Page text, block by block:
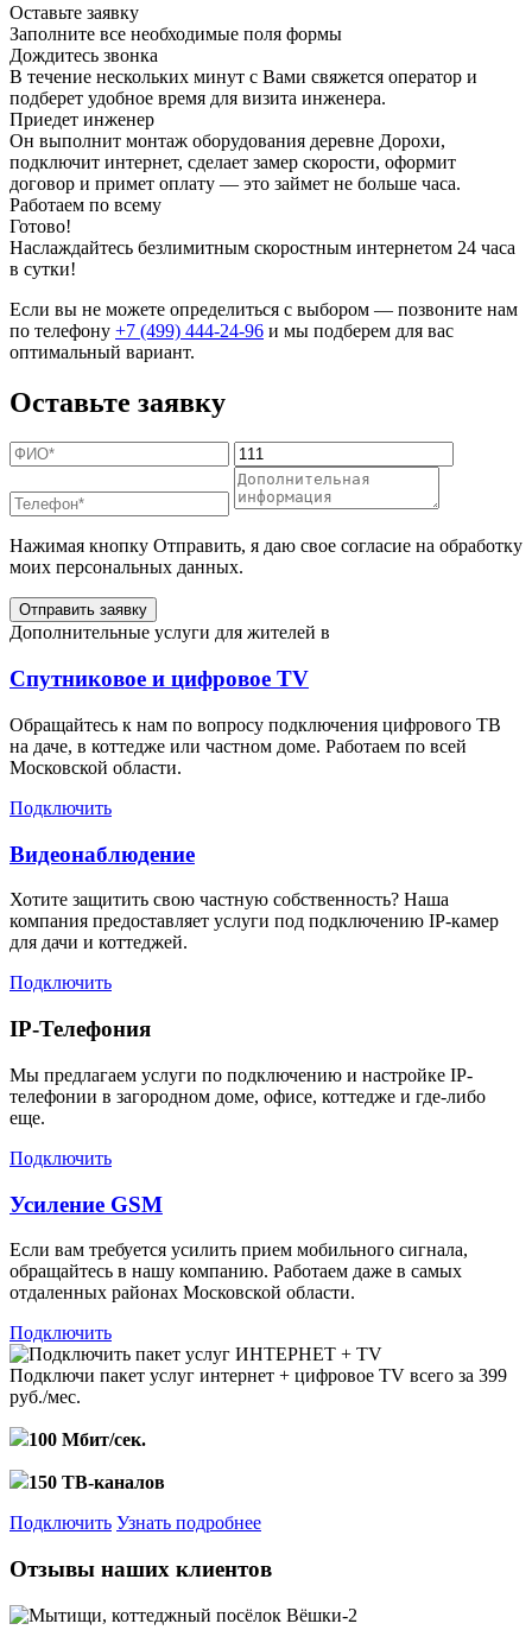
Оставьте заявку
Заполните все необходимые поля формы
Дождитесь звонка
В течение нескольких минут с Вами свяжется оператор и
подберет удобное время для визита инженера.
Приедет инженер
Он выполнит монтаж оборудования деревне Дорохи,
подключит интернет, сделает замер скорости, оформит
договор и примет оплату — это займет не больше часа.
Работаем по всему
Готово!
Наслаждайтесь безлимитным скоростным интернетом 24 часа
в сутки!
Если вы не можете определиться с выбором — позвоните нам
по телефону +7 (499) 444-24-96 и мы подберем для вас
оптимальный вариант.
Оставьте заявку
Нажимая кнопку Отправить, я даю свое согласие на обработку
моих персональных данных.
Отправить заявку
Дополнительные услуги для жителей в
Спутниковое и цифровое TV
Обращайтесь к нам по вопросу подключения цифрового ТВ
на даче, в коттедже или частном доме. Работаем по всей
Московской области.
Подключить
Видеонаблюдение
Хотите защитить свою частную собственность? Наша
компания предоставляет услуги под подключению IP-камер
для дачи и коттеджей.
Подключить
IP-Телефония
Мы предлагаем услуги по подключению и настройке IP-
телефонии в загородном доме, офисе, коттедже и где-либо
еще.
Подключить
Усиление GSM
Если вам требуется усилить прием мобильного сигнала,
обращайтесь в нашу компанию. Работаем даже в самых
отдаленных районах Московской области.
Подключить
Подключи пакет услуг интернет + цифровое TV всего за 399
руб./мес.
100 Мбит/сек.
150 ТВ-каналов
Подключить Узнать подробнее
Отзывы наших клиентов